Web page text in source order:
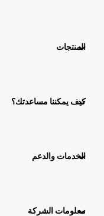
المنتجات
كيف يمكننا مساعدتك؟
الخدمات والدعم
معلومات الشركة